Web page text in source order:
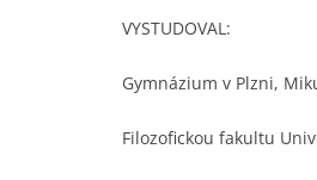
VYSTUDOVAL:
Gymnázium v Plzni,
Filozofickou fakultu